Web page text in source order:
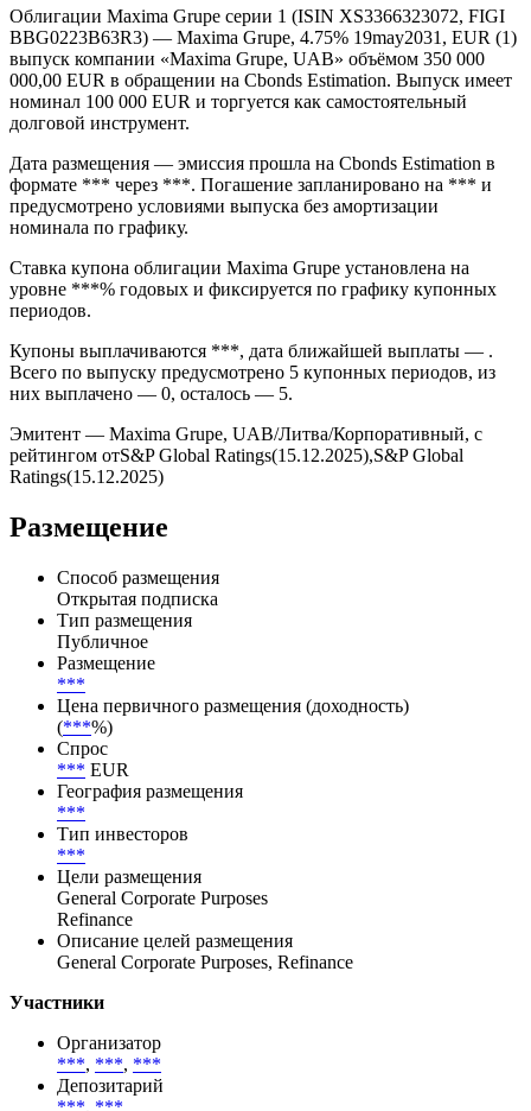
Облигации Maxima Grupe серии 1 (ISIN XS3366323072, FIGI
BBG0223B63R3) — Maxima Grupe, 4.75% 19may2031, EUR (1)
выпуск компании «Maxima Grupe, UAB» объёмом 350 000
000,00 EUR в обращении на Cbonds Estimation. Выпуск имеет
номинал 100 000 EUR и торгуется как самостоятельный
долговой инструмент.
Дата размещения — эмиссия прошла на Cbonds Estimation в
формате *** через ***. Погашение запланировано на *** и
предусмотрено условиями выпуска без амортизации
номинала по графику.
Ставка купона облигации Maxima Grupe установлена на
уровне ***% годовых и фиксируется по графику купонных
периодов.
Купоны выплачиваются ***, дата ближайшей выплаты — .
Всего по выпуску предусмотрено 5 купонных периодов, из
них выплачено — 0, осталось — 5.
Эмитент — Maxima Grupe, UAB/Литва/Корпоративный, с
рейтингом отS&P Global Ratings(15.12.2025),S&P Global
Размещение
Способ размещения
Открытая подписка
Тип размещения
Публичное
Размещение
***
Цена первичного размещения (доходность)
(*** %)
Спрос
***
География размещения
***
Тип инвесторов
***
Цели размещения
General Corporate Purposes
Refinance
General Corporate Purposes, Refinance
Участники